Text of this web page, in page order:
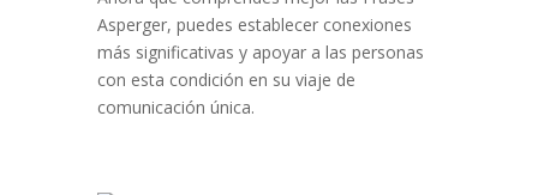
Asperger, puedes establecer conexiones
más significativas y apoyar a las personas
con esta condición en su viaje de
comunicación única.